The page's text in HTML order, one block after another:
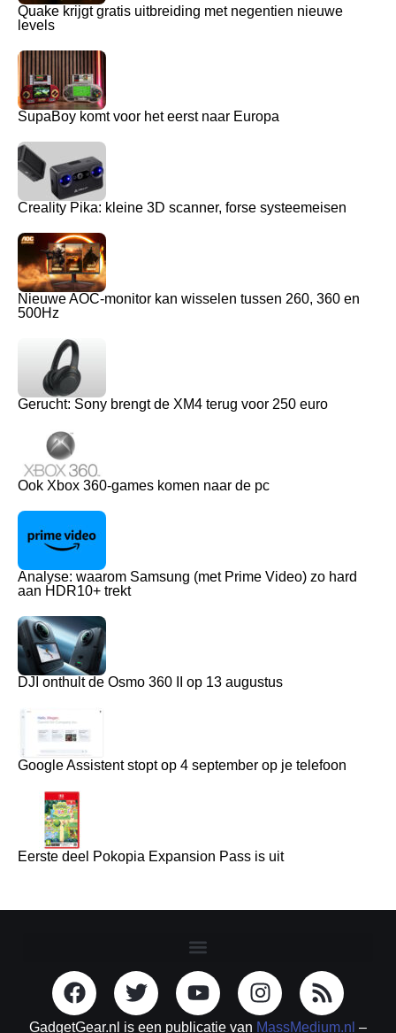
Quake krijgt gratis uitbreiding met negentien nieuwe
levels
SupaBoy komt voor het eerst naar Europa
Creality Pika: kleine 3D scanner, forse systeemeisen
Nieuwe AOC-monitor kan wisselen tussen 260, 360 en
500Hz
Gerucht: Sony brengt de XM4 terug voor 250 euro
Ook Xbox 360-games komen naar de pc
Analyse: waarom Samsung (met Prime Video) zo hard
aan HDR10+ trekt
DJI onthult de Osmo 360 II op 13 augustus
Google Assistent stopt op 4 september op je telefoon
Eerste deel Pokopia Expansion Pass is uit
GadgetGear.nl is een publicatie van MassMedium.nl –